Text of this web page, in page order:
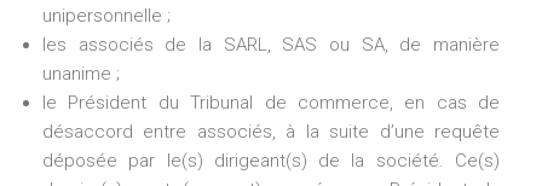
unipersonnelle ;
les associés de la SARL, SAS ou SA, de manière
unanime ;
le Président du Tribunal de commerce, en cas de
désaccord entre associés, à la suite d’une requête
déposée par le(s) dirigeant(s) de la société. Ce(s)